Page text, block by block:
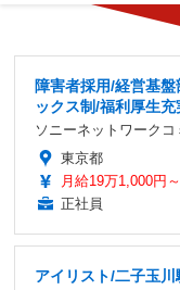
障害者採用/経営基
ックス制/福利厚生充
ソニーネットワーク
東京都
月給19万1,000円
正社員
アイリスト/二子玉